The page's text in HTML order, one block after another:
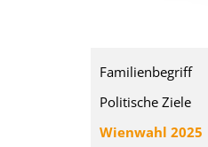
Familienbegriff
Politische Ziele
Wienwahl 2025